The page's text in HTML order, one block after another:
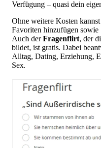
Verfügung – quasi dein
Ohne weitere Kosten
Favoriten hinzufügen
Auch derFragenflirt, der
bildet, ist gratis. Dabei
Alltag, Dating, Erziehung,
Sex.